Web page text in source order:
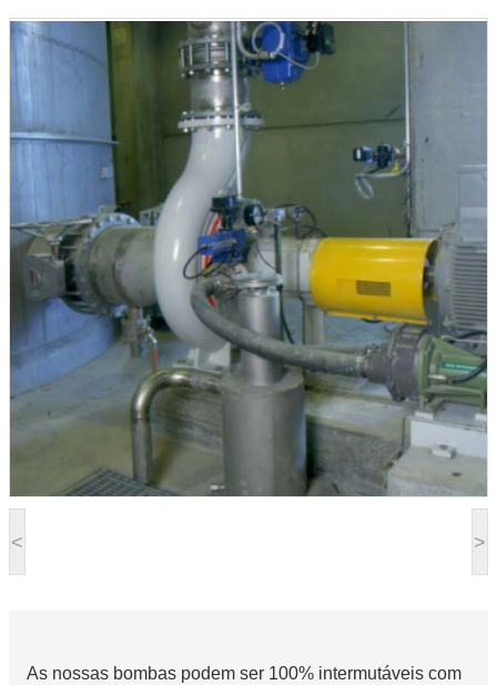
< >
As nossas bombas podem ser 100% intermutáveis com